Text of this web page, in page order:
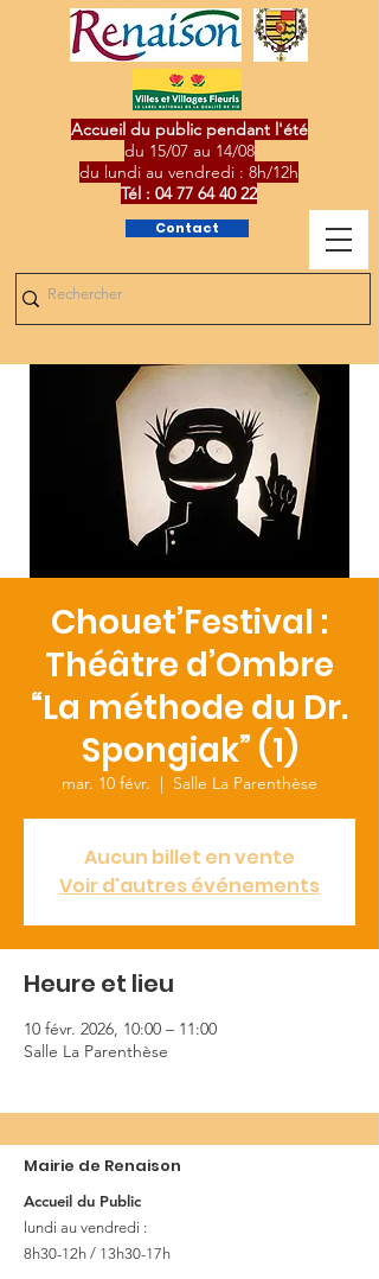
Contact
Accueil du public pendant l'été
du 15/07 au 14/08
du lundi au vendredi : 8h/12h
Tél : 04 77 64 40 22
Chouet’Festival :
Théâtre d’Ombre
“La méthode du Dr.
Spongiak” (1)
mar. 10 févr.
  |
Salle La Parenthèse
Aucun billet en vente
Voir d'autres événements
Heure et lieu
10 févr. 2026, 10:00 – 11:00
Salle La Parenthèse
Mairie de Renaison
Accueil du Public
lundi au vendredi :
8h30-12h / 13h30-17h